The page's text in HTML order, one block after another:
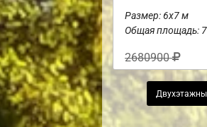
Размер: 6х7 м
Общая площадь:
2680900